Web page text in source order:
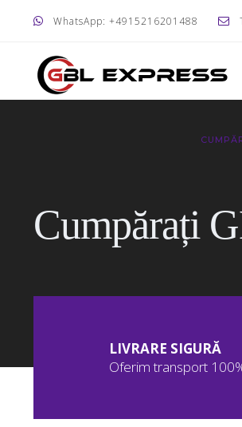
WhatsApp: +4915216201488
Cumpărați
LIVRARE SIGURĂ
Oferim transport